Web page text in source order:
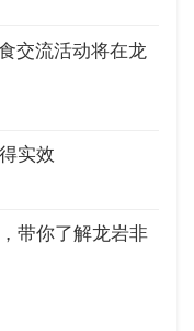
交流活动将在龙
实效
带你了解龙岩非